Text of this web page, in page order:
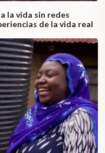
la vida sin redes
de la vida real